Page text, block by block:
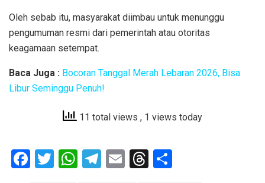
Oleh sebab itu, masyarakat diimbau untuk menunggu
pengumuman resmi dari pemerintah atau otoritas
keagamaan setempat.
Baca Juga : Bocoran Tanggal Merah Lebaran 2026, Bisa
Libur Seminggu Penuh!
11 total views , 1 views today
F
T
W T
E
T